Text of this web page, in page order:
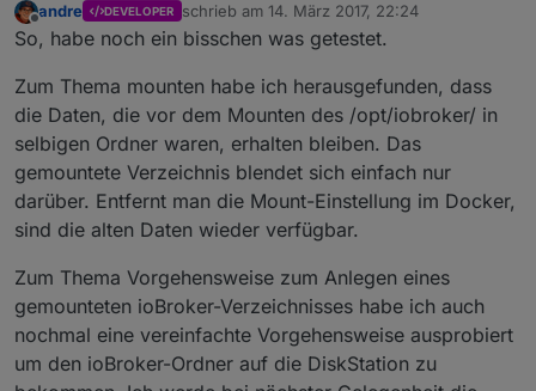
Offline
andre DEVELOPER schrieb am 14. März 2017, 22:24
zuletzt editiert von
So, habe noch ein bisschen was getestet.
Zum Thema mounten habe ich herausgefunden, dass
die Daten, die vor dem Mounten des /opt/iobroker/ in
selbigen Ordner waren, erhalten bleiben. Das
gemountete Verzeichnis blendet sich einfach nur
darüber. Entfernt man die Mount-Einstellung im Docker,
sind die alten Daten wieder verfügbar.
Zum Thema Vorgehensweise zum Anlegen eines
gemounteten ioBroker-Verzeichnisses habe ich auch
nochmal eine vereinfachte Vorgehensweise ausprobiert
um den ioBroker-Ordner auf die DiskStation zu